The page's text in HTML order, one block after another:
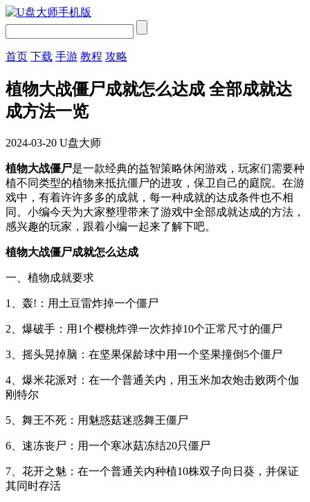
首页 下载 手游 教程 攻略
植物大战僵尸成就怎么达成 全部成就达
成方法一览
2024-03-20 U盘大师
植物大战僵尸是一款经典的益智策略休闲游戏，玩家们需要种
植不同类型的植物来抵抗僵尸的进攻，保卫自己的庭院。在游
戏中，有着许许多多的成就，每一种成就的达成条件也不相
同。小编今天为大家整理带来了游戏中全部成就达成的方法，
感兴趣的玩家，跟着小编一起来了解下吧。
植物大战僵尸成就怎么达成
一、植物成就要求
1、轰!：用土豆雷炸掉一个僵尸
2、爆破手：用1个樱桃炸弹一次炸掉10个正常尺寸的僵尸
3、摇头晃掉脑：在坚果保龄球中用一个坚果撞倒5个僵尸
4、爆米花派对：在一个普通关内，用玉米加农炮击败两个伽
刚特尔
5、舞王不死：用魅惑菇迷惑舞王僵尸
6、速冻丧尸：用一个寒冰菇冻结20只僵尸
7、花开之魅：在一个普通关内种植10株双子向日葵，并保证
其同时存活